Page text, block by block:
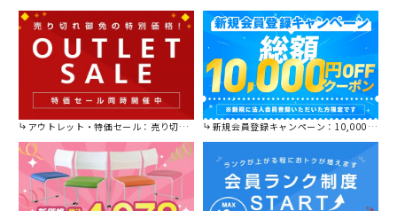
アウトレット・特価セール：売り切れ御免の特別価格！ 新規会員登録キャンペーン：10,000円OFFクーポン進呈中！